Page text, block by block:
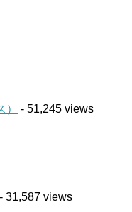
- 51,245 views
- 31,587 views